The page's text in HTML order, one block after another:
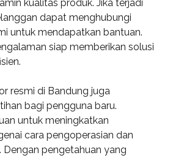
kualitas produk. Jika terjadi
dapat menghubungi
untuk mendapatkan bantuan.
siap memberikan solusi
resmi di Bandung juga
bagi pengguna baru.
untuk meningkatkan
cara pengoperasian dan
pengetahuan yang